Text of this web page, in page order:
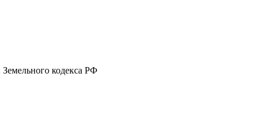
Земельного кодекса РФ